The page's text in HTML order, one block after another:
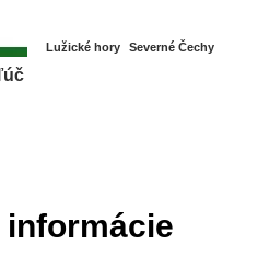
Lužické hory Severné Čechy